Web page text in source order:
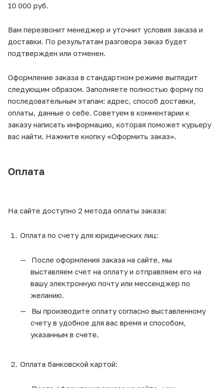
10 000 руб.
Вам перезвонит менеджер и уточнит условия заказа и
доставки. По результатам разговора заказ будет
подтвержден или отменен.
Оформление заказа в стандартном режиме выглядит
следующим образом. Заполняете полностью форму по
последовательным этапам: адрес, способ доставки,
оплаты, данные о себе. Советуем в комментарии к
заказу написать информацию, которая поможет курьеру
вас найти. Нажмите кнопку «Оформить заказ».
Оплата
На сайте доступно 2 метода оплаты заказа:
Оплата по счету для юридических лиц:
После оформления заказа на сайте, мы
выставляем счет на оплату и отправляем его на
вашу электронную почту или мессенджер по
желанию.
Вы производите оплату согласно выставленному
счету в удобное для вас время и способом,
указанным в счете.
Оплата банковской картой: